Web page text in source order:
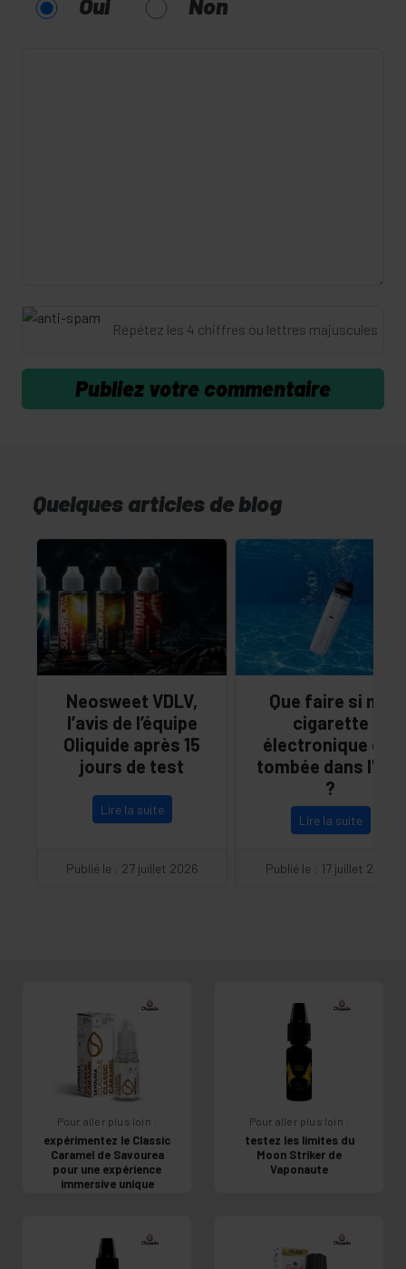
Oui Non
Quelques articles de blog
Neosweet VDLV,
l’avis de l’équipe
Oliquide après 15
jours de test
Lire la suite
Publié le : 27 juillet 2026
Que faire si ma
cigarette
électronique est
tombée dans l'eau
?
Lire la suite
Publié le : 17 juillet 2026
Pour aller plus loin :
expérimentez le Classic
Caramel de Savourea
pour une expérience
immersive unique
Pour aller plus loin :
testez les limites du
Moon Striker de
Vaponaute